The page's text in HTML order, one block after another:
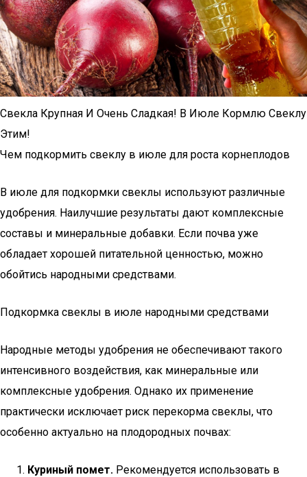
Свекла Крупная И Очень Сладкая! В Июле Кормлю Свеклу
Этим!
Чем подкормить свеклу в июле для роста корнеплодов
В июле для подкормки свеклы используют различные
удобрения. Наилучшие результаты дают комплексные
составы и минеральные добавки. Если почва уже
обладает хорошей питательной ценностью, можно
обойтись народными средствами.
Подкормка свеклы в июле народными средствами
Народные методы удобрения не обеспечивают такого
интенсивного воздействия, как минеральные или
комплексные удобрения. Однако их применение
практически исключает риск перекорма свеклы, что
особенно актуально на плодородных почвах:
Куриный помет. Рекомендуется использовать в